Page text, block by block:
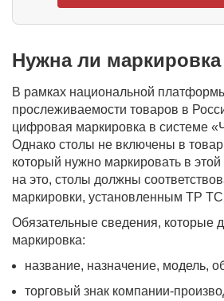
Нужна ли
В рамках национальной
прослеживаемости товаров в
цифровая маркировка в системе
Однако столы не включены в
который нужно маркировать в
на это, столы должны
маркировки, установленным ТР ТС
Обязательные сведения, которые
маркировка:
название, назначение, модель,
торговый знак компании-